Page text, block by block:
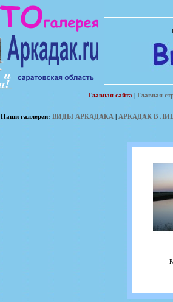
Главная сайта | Главная
Наши галлереи: ВИДЫ АРКАДАКА | АРКАДАК В